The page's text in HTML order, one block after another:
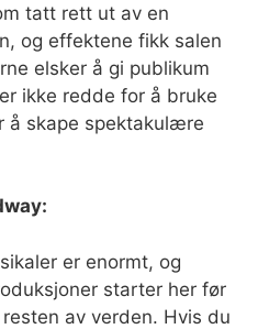
tatt rett ut av en
og effektene fikk salen
elsker å gi publikum
ikke redde for å bruke
å skape spektakulære
er enormt, og
starter her før
av verden. Hvis du